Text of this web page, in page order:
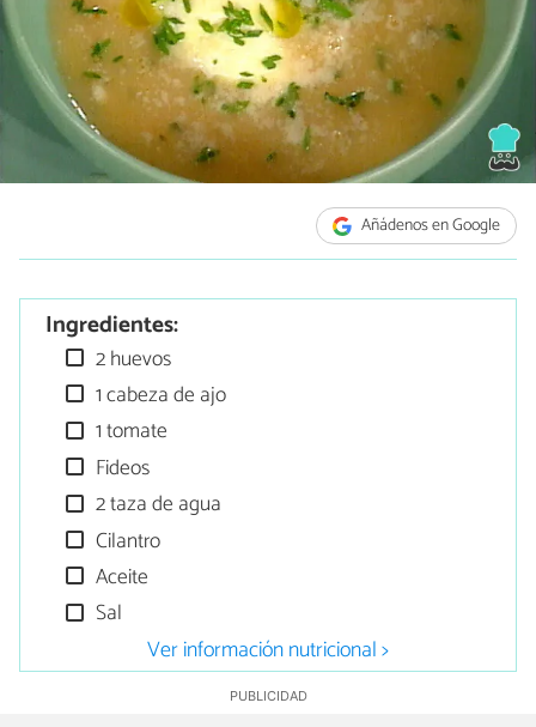
Añádenos en Google
Ingredientes:
2 huevos
1 cabeza de ajo
1 tomate
Fideos
2 taza de agua
Cilantro
Aceite
Sal
Ver información nutricional >